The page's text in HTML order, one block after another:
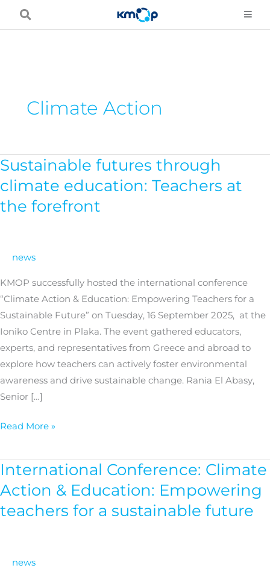
Climate Action
Sustainable futures through
climate education: Teachers at
the forefront
news
KMOP successfully hosted the international conference
“Climate Action & Education: Empowering Teachers for a
Sustainable Future” on Tuesday, 16 September 2025, at the
Ioniko Centre in Plaka. The event gathered educators,
experts, and representatives from Greece and abroad to
explore how teachers can actively foster environmental
awareness and drive sustainable change. Rania El Abasy,
Senior […]
Sustainable
futures
through
climate
Read More »
International Conference: Climate
Action & Education: Empowering
teachers for a sustainable future
news
International
Conference:
Climate
Action
Empowering